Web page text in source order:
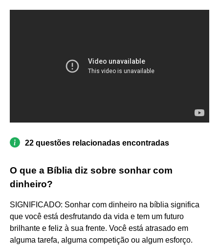
22 questões relacionadas encontradas
O que a Bíblia diz sobre sonhar com
dinheiro?
SIGNIFICADO: Sonhar com dinheiro na bíblia significa
que você está desfrutando da vida e tem um futuro
brilhante e feliz à sua frente. Você está atrasado em
alguma tarefa, alguma competição ou algum esforço.